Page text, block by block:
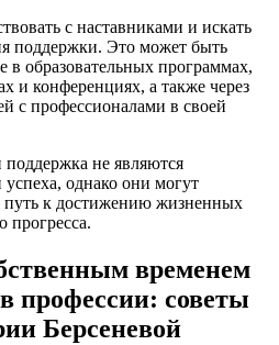
с наставниками и искать
поддержки. Это может быть
в образовательных программах,
и конференциях, а также через
с профессионалами в своей
поддержка не являются
однако они могут
путь к достижению жизненных
прогресса.
временем
профессии: советы
Берсеневой